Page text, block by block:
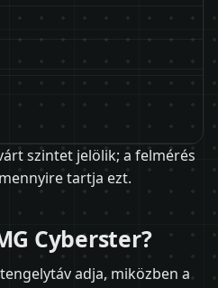
szintet jelölik; a felmérés
tartja ezt.
Cyberster?
adja, miközben a